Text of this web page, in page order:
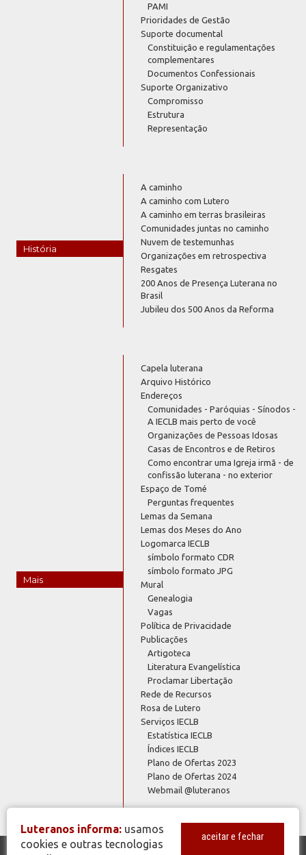
PAMI
Prioridades de Gestão
Suporte documental
Constituição e regulamentações
complementares
Documentos Confessionais
Suporte Organizativo
Compromisso
Estrutura
Representação
História
A caminho
A caminho com Lutero
A caminho em terras brasileiras
Comunidades juntas no caminho
Nuvem de testemunhas
Organizações em retrospectiva
Resgates
200 Anos de Presença Luterana no
Brasil
Jubileu dos 500 Anos da Reforma
Mais
Capela luterana
Arquivo Histórico
Endereços
Comunidades - Paróquias - Sínodos -
A IECLB mais perto de você
Organizações de Pessoas Idosas
Casas de Encontros e de Retiros
Como encontrar uma Igreja irmã - de
confissão luterana - no exterior
Espaço de Tomé
Perguntas frequentes
Lemas da Semana
Lemas dos Meses do Ano
Logomarca IECLB
símbolo formato CDR
símbolo formato JPG
Mural
Genealogia
Vagas
Política de Privacidade
Publicações
Artigoteca
Literatura Evangelística
Proclamar Libertação
Rede de Recursos
Rosa de Lutero
Serviços IECLB
Estatística IECLB
Índices IECLB
Plano de Ofertas 2023
Plano de Ofertas 2024
Webmail @luteranos
Luteranos informa: usamos
cookies e outras tecnologias
aceitar e fechar